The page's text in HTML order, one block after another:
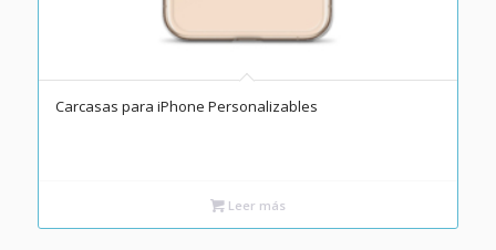
Carcasas para iPhone Personalizables
Leer más